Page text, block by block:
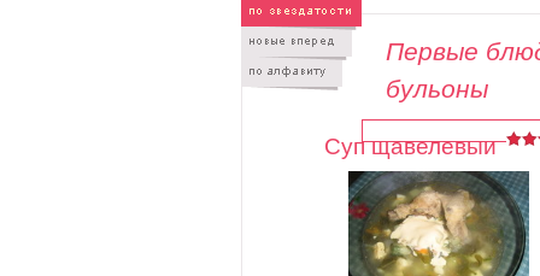
Первые
бульоны
Суп щавелевый